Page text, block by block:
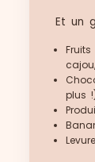
Et un
plus